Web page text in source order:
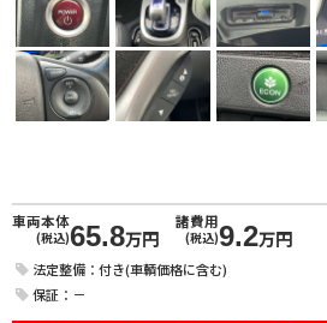
車両本体
(税込)65.8万円
諸費用
(税込)9.2万円
法定整備：付き(車輌価格に含む)
保証：－